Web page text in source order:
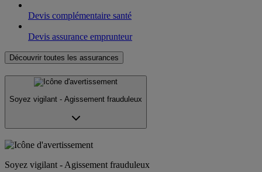
Devis complémentaire santé
Devis assurance emprunteur
Découvrir toutes les assurances
Soyez vigilant - Agissement frauduleux
Soyez vigilant - Agissement frauduleux